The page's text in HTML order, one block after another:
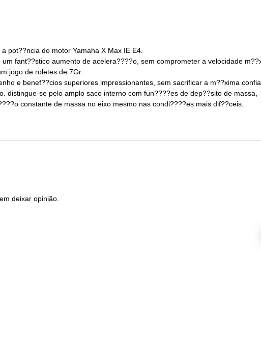
pot??ncia do motor Yamaha X Max IE E4.
fant??stico aumento de acelera????o, sem comprometer a velocidade
jogo de roletes de 7Gr.
e benef??cios superiores impressionantes, sem sacrificar a m??xima
se pelo amplo saco interno com fun????es de dep??sito de massa,
constante de massa no eixo mesmo nas condi????es mais dif??ceis.
deixar opinião.